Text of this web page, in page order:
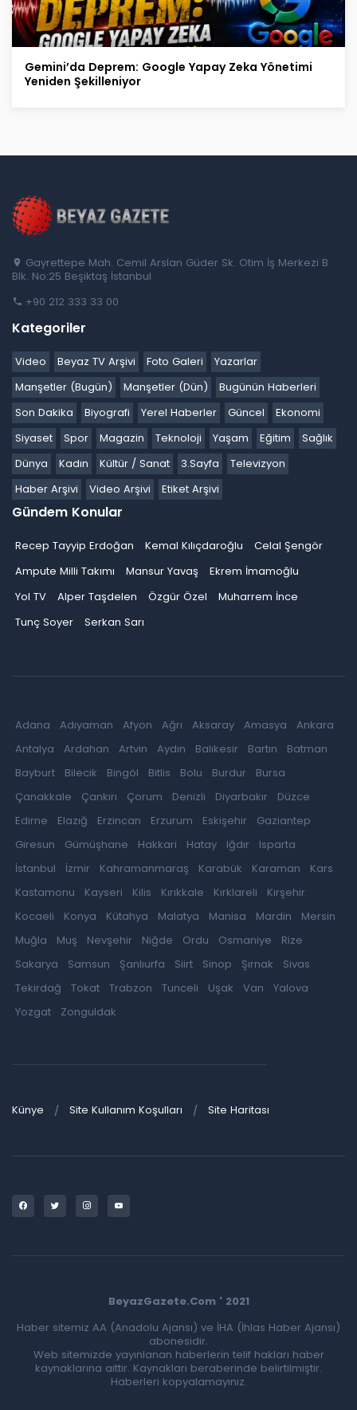
Gemini’da Deprem: Google Yapay Zeka Yönetimi
Yeniden Şekilleniyor
Gayrettepe Mah. Cemil Arslan Güder Sk. Otim İş Merkezi B
Blk. No:25 Beşiktaş İstanbul
+90 212 333 33 00
Kategoriler
Video Beyaz TV Arşivi Foto Galeri
Yazarlar
Manşetler (Bugün)
Manşetler (Dün)
Bugünün Haberleri
Son Dakika
Biyografi Yerel Haberler Güncel
Ekonomi
Siyaset
Spor Magazin Teknoloji Yaşam Eğitim
Sağlık
Dünya
Kadın Kültür / Sanat 3.Sayfa
Televizyon
Haber Arşivi
Video Arşivi Etiket Arşivi
Gündem Konular
Recep Tayyip Erdoğan Kemal Kılıçdaroğlu
Celal Şengör
Ampute Milli Takımı
Mansur Yavaş
Ekrem İmamoğlu
Yol TV
Alper Taşdelen Özgür Özel
Muharrem İnce
Tunç Soyer
Serkan Sarı
Adana Adıyaman Afyon Ağrı Aksaray Amasya
Ankara
Antalya
Ardahan Artvin Aydın Balıkesir Bartın
Batman
Bayburt
Bilecik Bingöl Bitlis Bolu Burdur
Bursa
Çanakkale
Çankırı Çorum Denizli Diyarbakır
Düzce
Edirne
Elazığ Erzincan Erzurum Eskişehir
Gaziantep
Giresun
Gümüşhane Hakkari Hatay Iğdır
Isparta
İstanbul
İzmir Kahramanmaraş Karabük Karaman
Kars
Kastamonu
Kayseri Kilis Kırıkkale Kırklareli
Kırşehir
Kocaeli
Konya Kütahya Malatya Manisa Mardin
Mersin
Muğla
Muş Nevşehir Niğde Ordu Osmaniye
Rize
Sakarya
Samsun Şanlıurfa Siirt Sinop Şırnak
Sivas
Tekirdağ
Tokat Trabzon Tunceli Uşak Van
Yalova
Yozgat
Zonguldak
Künye Site Kullanım Koşulları Site Haritası
BeyazGazete.Com ' 2021
Haber sitemiz AA (Anadolu Ajansı) ve İHA (İhlas Haber Ajansı)
abonesidir.
Web sitemizde yayınlanan haberlerin telif hakları haber
kaynaklarına aittir. Kaynakları beraberinde belirtilmiştir.
Haberleri kopyalamayınız.